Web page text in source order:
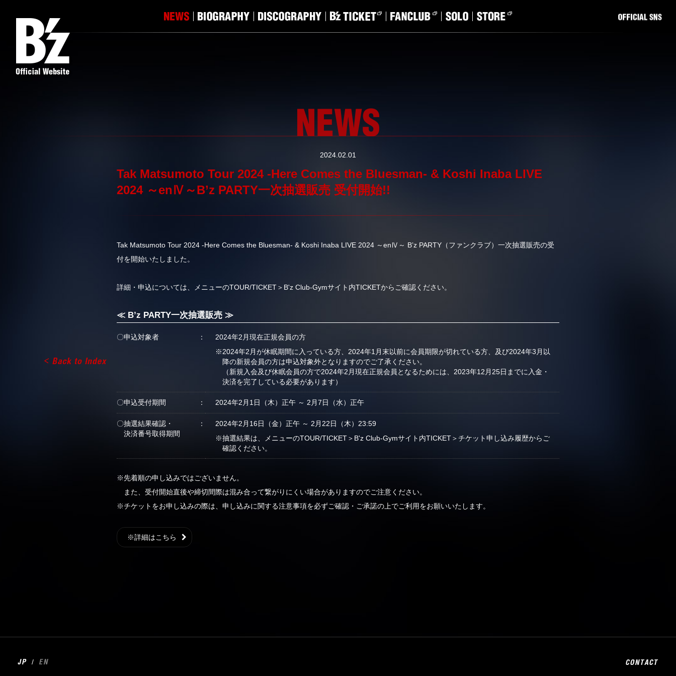
2024.02.01
Tak Matsumoto Tour 2024 -Here Comes the Bluesman- & Koshi Inaba LIVE
2024 ～enⅣ～B’z PARTY一次抽選販売 受付開始!!
Tak Matsumoto Tour 2024 -Here Comes the Bluesman- & Koshi Inaba LIVE 2024 ～enⅣ～ B’z PARTY（ファンクラブ）一次抽選販売の受
付を開始いたしました。
詳細・申込については、メニューのTOUR/TICKET＞B'z Club-Gymサイト内TICKETからご確認ください。
≪ B’z PARTY一次抽選販売 ≫
〇申込対象者
2024年2月現在正規会員の方
※2024年2月が休眠期間に入っている方、2024年1月末以前に会員期限が切れている方、及び2024年3月以
降の新規会員の方は申込対象外となりますのでご了承ください。
（新規入会及び休眠会員の方で2024年2月現在正規会員となるためには、2023年12月25日までに入金・
決済を完了している必要があります）
〇申込受付期間 2024年2月1日（木）正午 ～ 2月7日（水）正午
〇抽選結果確認・
決済番号取得期間
2024年2月16日（金）正午 ～ 2月22日（木）23:59
※抽選結果は、メニューのTOUR/TICKET＞B'z Club-Gymサイト内TICKET＞チケット申し込み履歴からご
確認ください。
※先着順の申し込みではございません。
また、受付開始直後や締切間際は混み合って繋がりにくい場合がありますのでご注意ください。
※チケットをお申し込みの際は、申し込みに関する注意事項を必ずご確認・ご承諾の上でご利用をお願いいたします。
※詳細はこちら
/